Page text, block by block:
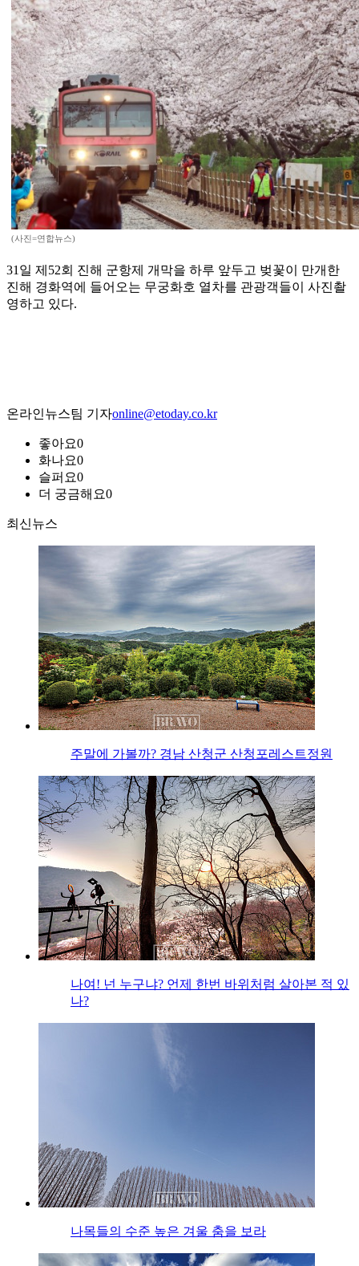
(사진=연합뉴스)
31일 제52회 진해 군항제 개막을 하루 앞두고 벚꽃이 만개한
진해 경화역에 들어오는 무궁화호 열차를 관광객들이 사진촬
영하고 있다.
온라인뉴스팀 기자online@etoday.co.kr
좋아요0
화나요0
슬퍼요0
더 궁금해요0
최신뉴스
주말에 가볼까? 경남 산청군 산청포레스트정원
나여! 넌 누구냐? 언제 한번 바위처럼 살아본 적 있
나?
나목들의 수준 높은 겨울 춤을 보라